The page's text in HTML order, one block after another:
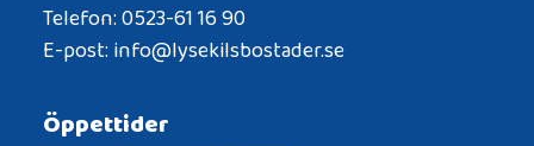
Telefon: 0523-61 16 90
E-post: info@lysekilsbostader.se
Öppettider